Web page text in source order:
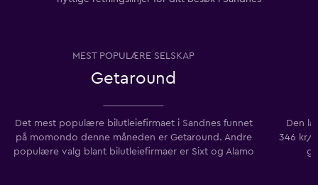
MEST POPULÆRE SELSKAP
Getaround
Det mest populære bilutleiefirmaet i Sandnes funnet
på momondo denne måneden er Getaround. Andre
populære valg blant bilutleiefirmaer er Sixt og Alamo
Den
346 kr/